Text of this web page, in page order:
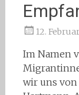
12.
Im Namen
wir uns von